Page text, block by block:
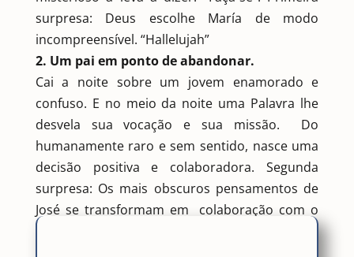
surpresa: Deus escolhe María de modo
incompreensível. “Hallelujah”
2. Um pai em ponto de abandonar.
Cai a noite sobre um jovem enamorado e
confuso. E no meio da noite uma Palavra lhe
desvela sua vocação e sua missão. Do
humanamente raro e sem sentido, nasce uma
decisão positiva e colaboradora. Segunda
surpresa: Os mais obscuros pensamentos de
José se transformam em colaboração com o